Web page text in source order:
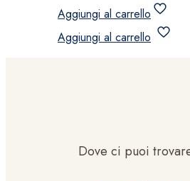
Aggiungi al carrello
Aggiungi al carrello
Dove ci puoi